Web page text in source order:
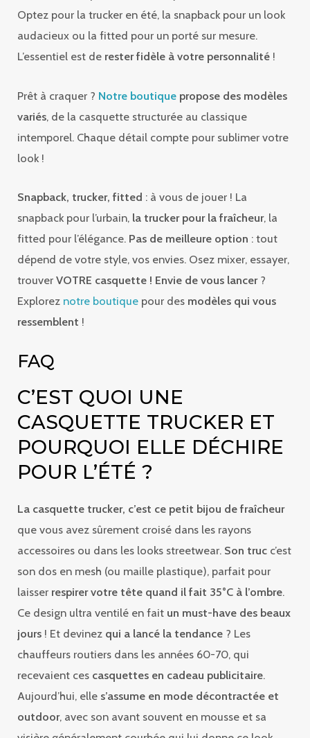
Optez pour la trucker en été, la snapback pour un look
audacieux ou la fitted pour un porté sur mesure.
L’essentiel est de rester fidèle à votre personnalité !
Prêt à craquer ? Notre boutique propose des modèles
variés, de la casquette structurée au classique
intemporel. Chaque détail compte pour sublimer votre
look !
Snapback, trucker, fitted : à vous de jouer ! La
snapback pour l’urbain, la trucker pour la fraîcheur, la
fitted pour l’élégance. Pas de meilleure option : tout
dépend de votre style, vos envies. Osez mixer, essayer,
trouverVOTRE casquette ! Envie de vous lancer?
Explorez notre boutique pour des modèles qui vous
ressemblent !
FAQ
C’EST QUOI UNE
CASQUETTE TRUCKER ET
POURQUOI ELLE DÉCHIRE
POUR L’ÉTÉ ?
La casquette trucker, c’est ce petit bijou de fraîcheur
que vous avez sûrement croisé dans les rayons
accessoires ou dans les looks streetwear. Son truc c’est
son dos en mesh (ou maille plastique), parfait pour
laisser respirer votre tête quand il fait 35°C à l’ombre.
Ce design ultra ventilé en fait un must-have des beaux
jours ! Et devinez qui a lancé la tendance ? Les
chauffeurs routiers dans les années 60-70, qui
recevaient ces casquettes en cadeau publicitaire.
Aujourd’hui, elle s’assume en mode décontractée et
outdoor, avec son avant souvent en mousse et sa